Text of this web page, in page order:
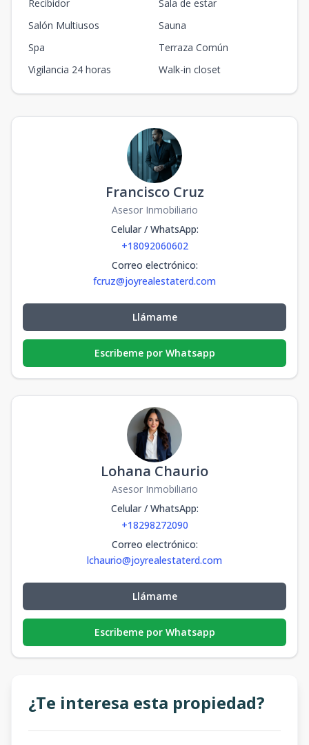
Recibidor
Sala de estar
Salón Multiusos
Sauna
Spa
Terraza Común
Vigilancia 24 horas
Walk-in closet
Francisco Cruz
Asesor Inmobiliario
Celular / WhatsApp:
+18092060602
Correo electrónico:
fcruz@joyrealestaterd.com
Llámame
Escribeme por Whatsapp
Lohana Chaurio
Asesor Inmobiliario
Celular / WhatsApp:
+18298272090
Correo electrónico:
lchaurio@joyrealestaterd.com
Llámame
Escribeme por Whatsapp
¿Te interesa esta propiedad?